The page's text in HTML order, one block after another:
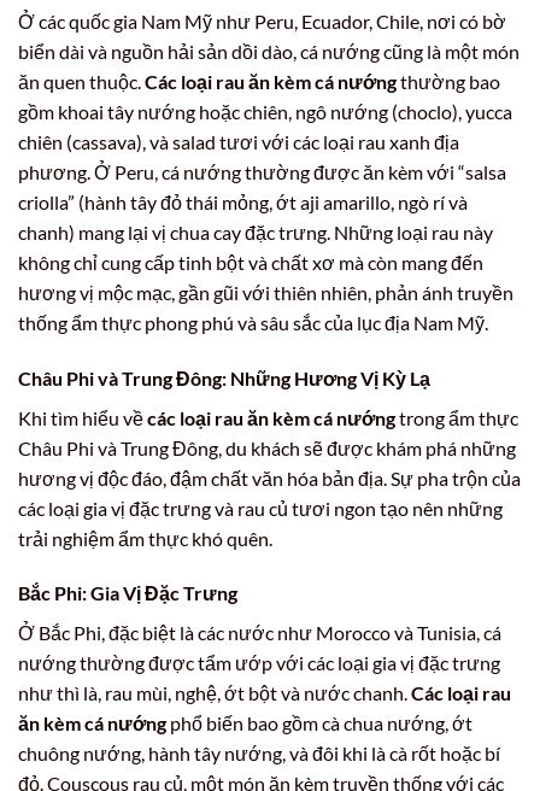
Ở các quốc gia Nam Mỹ như Peru, Ecuador, Chile, nơi có bờ
biển dài và nguồn hải sản dồi dào, cá nướng cũng là một món
ăn quen thuộc. Các loại rau ăn kèm cá nướngthường bao
gồm khoai tây nướng hoặc chiên, ngô nướng (choclo), yucca
chiên (cassava), và salad tươi với các loại rau xanh địa
phương. Ở Peru, cá nướng thường được ăn kèm với “salsa
criolla” (hành tây đỏ thái mỏng, ớt aji amarillo, ngò rí và
chanh) mang lại vị chua cay đặc trưng. Những loại rau này
không chỉ cung cấp tinh bột và chất xơ mà còn mang đến
hương vị mộc mạc, gần gũi với thiên nhiên, phản ánh truyền
thống ẩm thực phong phú và sâu sắc của lục địa Nam Mỹ.
Châu Phi và Trung Đông: Những Hương Vị Kỳ Lạ
Khi tìm hiểu vềcác loại rau ăn kèm cá nướngtrong ẩm thực
Châu Phi và Trung Đông, du khách sẽ được khám phá những
hương vị độc đáo, đậm chất văn hóa bản địa. Sự pha trộn của
các loại gia vị đặc trưng và rau củ tươi ngon tạo nên những
trải nghiệm ẩm thực khó quên.
Bắc Phi: Gia Vị Đặc Trưng
Ở Bắc Phi, đặc biệt là các nước như Morocco và Tunisia, cá
nướng thường được tẩm ướp với các loại gia vị đặc trưng
như thì là, rau mùi, nghệ, ớt bột và nước chanh.Các loại rau
ăn kèm cá nướngphổ biến bao gồm cà chua nướng, ớt
chuông nướng, hành tây nướng, và đôi khi là cà rốt hoặc bí
đỏ. Couscous rau củ, một món ăn kèm truyền thống với các